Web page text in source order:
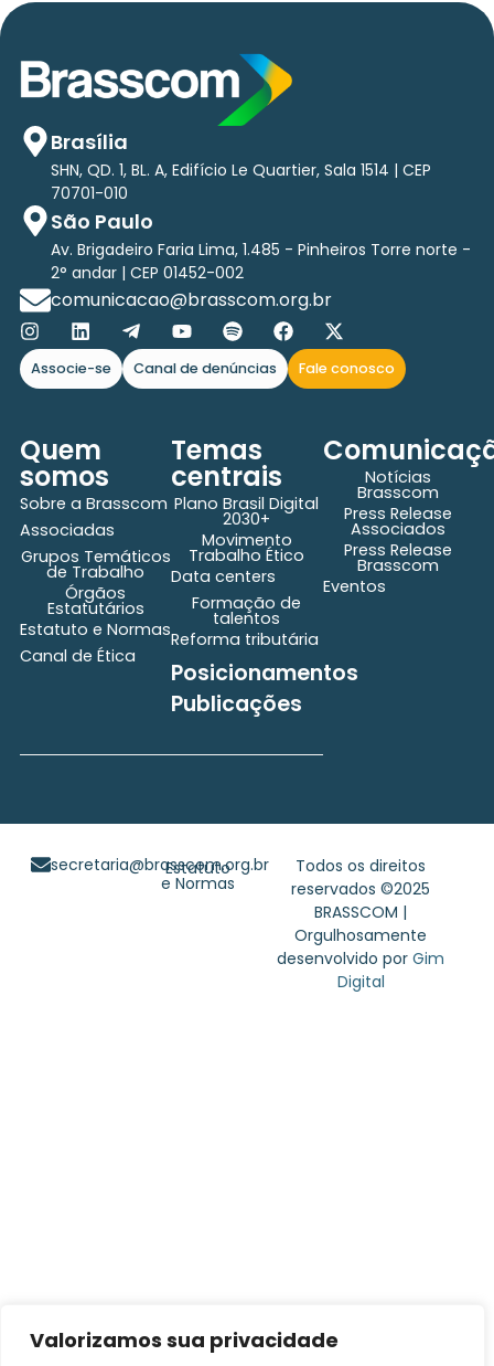
Valorizamos sua privacidade
Brasília
SHN, QD. 1, BL. A, Edifício Le Quartier, Sala 1514 | CEP
70701-010
São Paulo
Av. Brigadeiro Faria Lima, 1.485 - Pinheiros Torre norte -
2° andar | CEP 01452-002
comunicacao@brasscom.org.br
Associe-se Canal de denúncias Fale conosco
Quem
somos
Sobre a Brasscom
Associadas
Grupos Temáticos
de Trabalho
Órgãos
Estatutários
Estatuto e Normas
Canal de Ética
Temas
centrais
Plano Brasil Digital
2030+
Movimento
Trabalho Ético
Data centers
Formação de
talentos
Reforma tributária
Posicionamentos
Publicações
Notícias
Brasscom
Press Release
Associados
Press Release
Brasscom
Eventos
Todos os direitos
reservados ©2025
BRASSCOM |
Orgulhosamente
desenvolvido porGim
Digital
secretaria@brasscom.org.br
Estatuto
e Normas